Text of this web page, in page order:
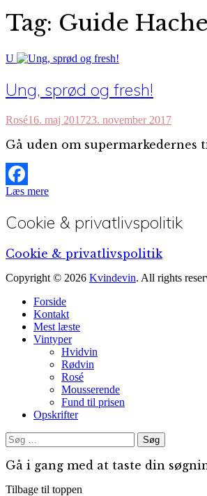
Tag: Guide
U
Ung, sprød og fresh!
Rosé16. maj 201723. november 2017
Gå uden om supermarkedernes
Facebook
Læs mere
Cookie & privatlivspolitik
Cookie & privatlivspolitik
Copyright © 2026 Kvindevin. All rights
Forside
Kontakt
Mest læste
Vintyper
Hvidvin
Rødvin
Rosé
Mousserende
Fund til prisen
Opskrifter
Søg
efter:
Gå i gang med at taste din
Tilbage til toppen